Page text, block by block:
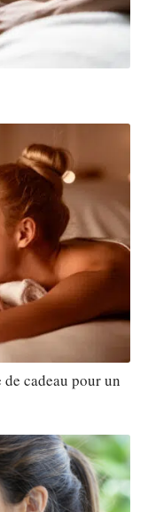
de cadeau pour un